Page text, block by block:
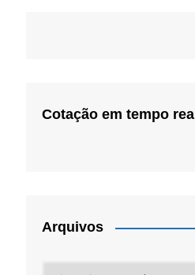
Cotação em tempo real
Arquivos